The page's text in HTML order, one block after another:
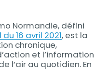
Normandie, défini
16 avril 2021, est la
chronique,
et l’information
l’air au quotidien. En